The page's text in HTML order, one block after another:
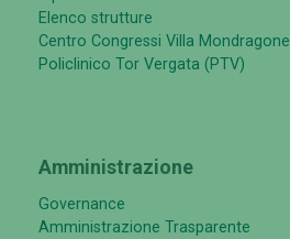
Elenco strutture
Centro Congressi Villa Mondragone
Policlinico Tor Vergata (PTV)
Amministrazione
Governance
Amministrazione Trasparente